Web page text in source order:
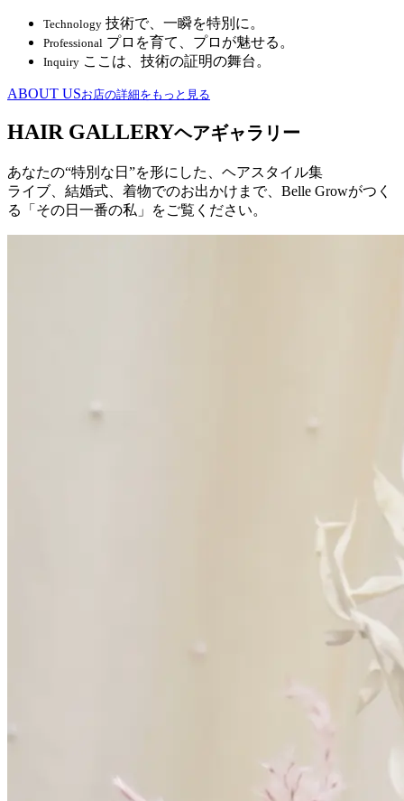
Technology 技術で、一瞬を特別に。
Professional プロを育て、プロが魅せる。
Inquiry ここは、技術の証明の舞台。
ABOUT USお店の詳細をもっと見る
HAIR GALLERYヘアギャラリー
あなたの“特別な日”を形にした、ヘアスタイル集
ライブ、結婚式、着物でのお出かけまで、Belle Growがつく
る「その日一番の私」をご覧ください。